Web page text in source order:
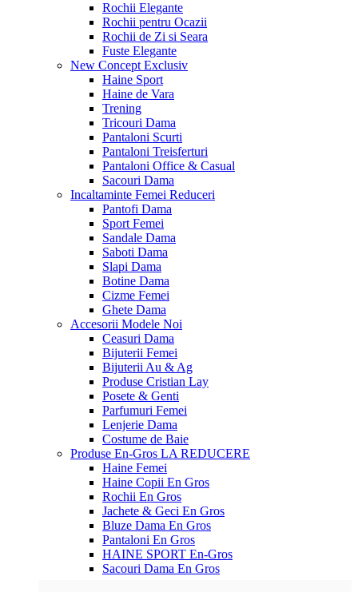
Rochii Elegante
Rochii pentru Ocazii
Rochii de Zi si Seara
Fuste Elegante
New Concept Exclusiv
Haine Sport
Haine de Vara
Trening
Tricouri Dama
Pantaloni Scurti
Pantaloni Treisferturi
Pantaloni Office & Casual
Sacouri Dama
Incaltaminte Femei Reduceri
Pantofi Dama
Sport Femei
Sandale Dama
Saboti Dama
Slapi Dama
Botine Dama
Cizme Femei
Ghete Dama
Accesorii Modele Noi
Ceasuri Dama
Bijuterii Femei
Bijuterii Au & Ag
Produse Cristian Lay
Posete & Genti
Parfumuri Femei
Lenjerie Dama
Costume de Baie
Produse En-Gros LA REDUCERE
Haine Femei
Haine Copii En Gros
Rochii En Gros
Jachete & Geci En Gros
Bluze Dama En Gros
Pantaloni En Gros
HAINE SPORT En-Gros
Sacouri Dama En Gros